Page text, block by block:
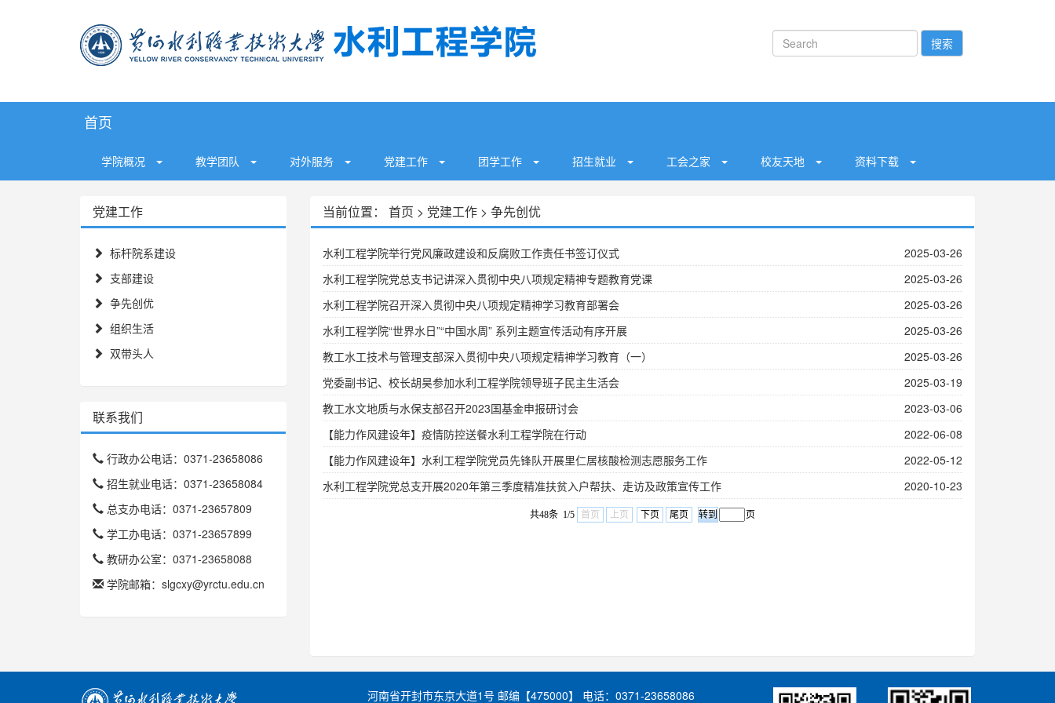
搜索
首页
学院概况 教学团队 对外服务 党建工作 团学工作 招生就业 工会之家 校友天地 资料下载
党建工作
标杆院系建设
支部建设
争先创优
组织生活
双带头人
联系我们
行政办公电话：0371-23658086
招生就业电话：0371-23658084
总支办电话：0371-23657809
学工办电话：0371-23657899
教研办公室：0371-23658088
学院邮箱：slgcxy@yrctu.edu.cn
当前位置： 首页 > 党建工作> 争先创优
水利工程学院举行党风廉政建设和反腐败工作责任书签订仪式
2025-03-26
水利工程学院党总支书记讲深入贯彻中央八项规定精神专题教育党课
2025-03-26
水利工程学院召开深入贯彻中央八项规定精神学习教育部署会
2025-03-26
水利工程学院“世界水日”“中国水周” 系列主题宣传活动有序开展
2025-03-26
教工水工技术与管理支部深入贯彻中央八项规定精神学习教育（一）
2025-03-26
党委副书记、校长胡昊参加水利工程学院领导班子民主生活会
2025-03-19
教工水文地质与水保支部召开2023国基金申报研讨会
2023-03-06
【能力作风建设年】疫情防控送餐水利工程学院在行动
2022-06-08
【能力作风建设年】水利工程学院党员先锋队开展里仁居核酸检测志愿服务工作
2022-05-12
水利工程学院党总支开展2020年第三季度精准扶贫入户帮扶、走访及政策宣传工作
2020-10-23
共48条 1/5 首页 上页 下页 尾页 页
河南省开封市东京大道1号 邮编【475000】 电话：0371-23658086